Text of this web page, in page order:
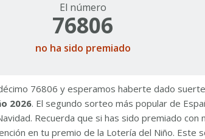
El número
76806
no ha sido premiado
76806 y esperamos haberte dado
2026. El segundo sorteo más popular de
Recuerda que si has sido premiado con
en tu premio de la Lotería del Niño. Este